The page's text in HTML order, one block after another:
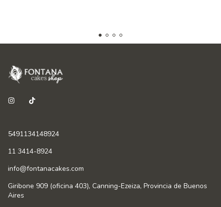
5491134148924
11 3414-8924
info@fontanacakes.com
Giribone 909 (oficina 403), Canning-Ezeiza, Provincia de Buenos
Aires